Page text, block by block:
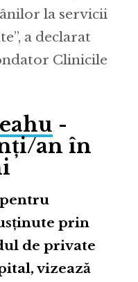
la servicii
a declarat
Clinicile
-
an în
prin
de private
vizează